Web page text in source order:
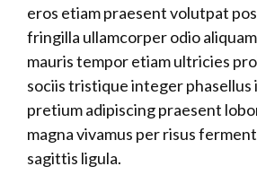
eros etiam praesent volutpat
fringilla ullamcorper odio
mauris tempor etiam ultricies
sociis tristique integer
pretium adipiscing praesent
magna vivamus per risus
sagittis ligula.